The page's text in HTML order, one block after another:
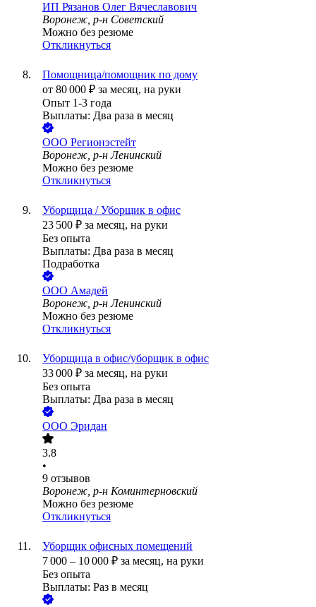
ИП Рязанов Олег Вячеславович
Воронеж, р-н Советский
Можно без резюме
Откликнуться
Помощница/помощник по дому
от 80 000 ₽ за месяц, на руки
Опыт 1-3 года
Выплаты: Два раза в месяц
ООО Регионэстейт
Воронеж, р-н Ленинский
Можно без резюме
Откликнуться
Уборщица / Уборщик в офис
23 500 ₽ за месяц, на руки
Без опыта
Выплаты: Два раза в месяц
Подработка
ООО Амадей
Воронеж, р-н Ленинский
Можно без резюме
Откликнуться
Уборщица в офис/уборщик в офис
33 000 ₽ за месяц, на руки
Без опыта
Выплаты: Два раза в месяц
ООО Эридан
3.8
•
9 отзывов
Воронеж, р-н Коминтерновский
Можно без резюме
Откликнуться
Уборщик офисных помещений
7 000 – 10 000 ₽ за месяц, на руки
Без опыта
Выплаты: Раз в месяц